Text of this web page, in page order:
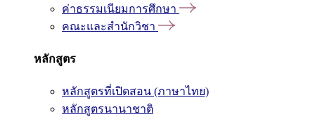
ค่าธรรมเนียมการศึกษา
คณะและสำนักวิชา
หลักสูตร
หลักสูตรที่เปิดสอน (ภาษาไทย)
หลักสูตรนานาชาติ